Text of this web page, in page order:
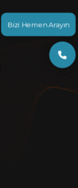
Bizi Hemen Arayın